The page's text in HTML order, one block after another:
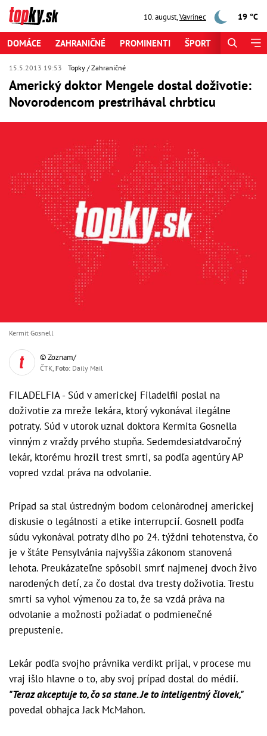
10. august,Vavrinec 19 °C
DOMÁCE ZAHRANIČNÉ PROMINENTI ŠPORT
15.5.2013 19:53 Topky Zahraničné
Americký doktor Mengele dostal doživotie:
Novorodencom prestrihával chrbticu
Kermit Gosnell
© Zoznam/
ČTK, Foto: Daily Mail
FILADELFIA - Súd v americkej Filadelfii poslal na
doživotie za mreže lekára, ktorý vykonával ilegálne
potraty. Súd v utorok uznal doktora Kermita Gosnella
vinným z vraždy prvého stupňa. Sedemdesiatdvaročný
lekár, ktorému hrozil trest smrti, sa podľa agentúry AP
vopred vzdal práva na odvolanie.
Prípad sa stal ústredným bodom celonárodnej americkej
diskusie o legálnosti a etike interrupcií. Gosnell podľa
súdu vykonával potraty dlho po 24. týždni tehotenstva, čo
je v štáte Pensylvánia najvyššia zákonom stanovená
lehota. Preukázateľne spôsobil smrť najmenej dvoch živo
narodených detí, za čo dostal dva tresty doživotia. Trestu
smrti sa vyhol výmenou za to, že sa vzdá práva na
odvolanie a možnosti požiadať o podmienečné
prepustenie.
Lekár podľa svojho právnika verdikt prijal, v procese mu
vraj išlo hlavne o to, aby svoj prípad dostal do médií.
"Teraz akceptuje to, čo sa stane. Je to inteligentný človek,"
povedal obhajca Jack McMahon.